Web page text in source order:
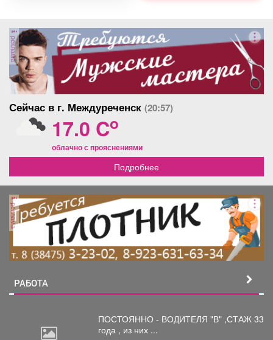
реклама
Сейчас в г. Междуреченск (20:57)
17.0 Co
облачно с прояснениями
Подробнее
реклама
РАБОТА
ПОСТОЯННО - ВОДИТЕЛЯ "В" ,СТАЖ 33
года , из них ...